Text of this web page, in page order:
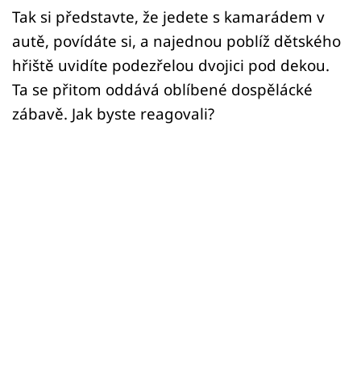
Sledujte nás
Tak si představte, že jedete s kamarádem v
autě, povídáte si, a najednou poblíž dětského
hřiště uvidíte podezřelou dvojici pod dekou.
Ta se přitom oddává oblíbené dospělácké
zábavě. Jak byste reagovali?